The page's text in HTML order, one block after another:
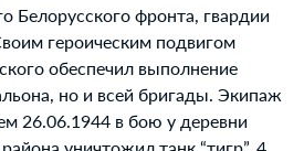
Белорусского фронта, гвардии
героическим подвигом
обеспечил выполнение
но и всей бригады. Экипаж
26.06.1944 в бою у деревни